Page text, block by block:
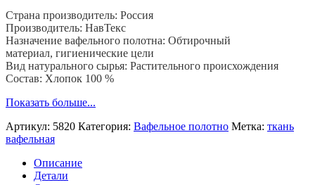
см.
пл.
220
гр,
рулон
50
Навтекс
Страна производитель: Россия
Производитель: НавТекс
Назначение вафельного полотна: Обтирочный
материал, гигиенические цели
Вид натурального сырья: Растительного происхождения
Состав: Хлопок 100 %
Показать больше...
Артикул: 5820 Категория: Вафельное полотно Метка: ткань
вафельная
Описание
Детали